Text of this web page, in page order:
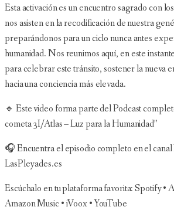
Esta activación es un encuentro sagrado con
nos asisten en la recodificación de nuestra
preparándonos para un ciclo nunca antes
humanidad. Nos reunimos aquí, en este
para celebrar este tránsito, sostener la nueva
hacia una conciencia más elevada.
🔹 Este video forma parte del Podcast
cometa 3I/Atlas – Luz para la Humanidad”
🎧 Encuentra el episodio completo en el canal
LasPleyades.es
Escúchalo en tu plataforma favorita: Spotify •
Amazon Music • iVoox • YouTube